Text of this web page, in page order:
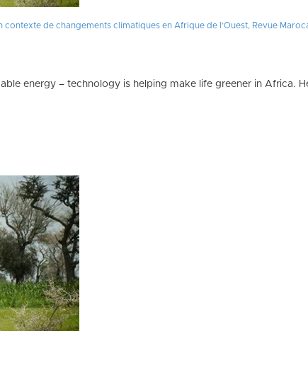
de changements climatiques en Afrique de l’Ouest, Revue
energy – technology is helping make life greener in Africa.